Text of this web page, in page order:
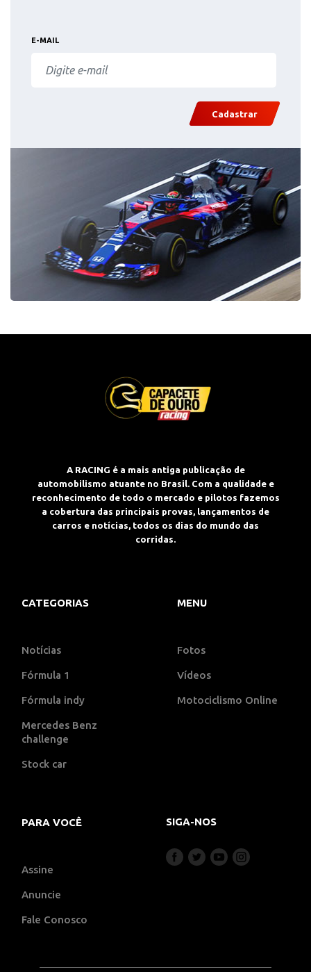
E-MAIL
Cadastrar
A RACING é a mais antiga publicação de
automobilismo atuante no Brasil. Com a qualidade e
reconhecimento de todo o mercado e pilotos fazemos
a cobertura das principais provas, lançamentos de
carros e notícias, todos os dias do mundo das
corridas.
CATEGORIAS
Notícias
Fórmula 1
Fórmula indy
Mercedes Benz
challenge
Stock car
MENU
Fotos
Vídeos
Motociclismo Online
PARA VOCÊ
Assine
Anuncie
Fale Conosco
SIGA-NOS